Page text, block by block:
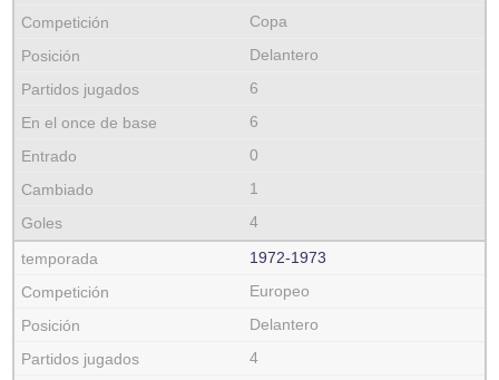
Copa
Delantero
6
6
0
1
4
1972‑1973
Europeo
Delantero
4